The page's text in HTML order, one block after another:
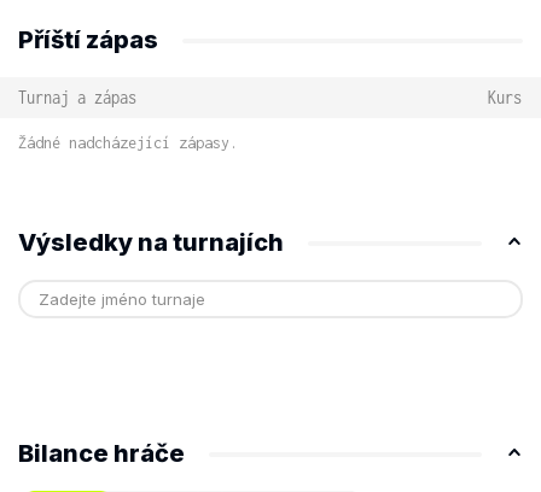
Příští zápas
Turnaj a zápas Kurs
Žádné nadcházející zápasy.
Výsledky na turnajích
Bilance hráče